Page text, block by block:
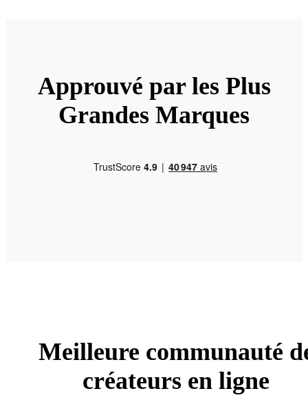
Approuvé par les Plus
Grandes Marques
Meilleure communauté
créateurs en ligne